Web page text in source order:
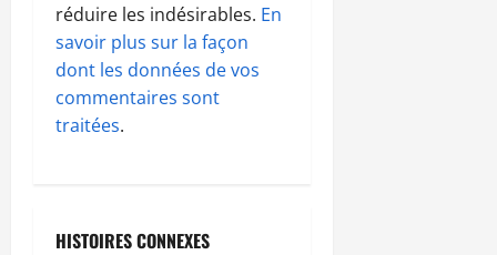
réduire les indésirables. En
savoir plus sur la façon
dont les données de vos
commentaires sont
traitées.
HISTOIRES CONNEXES